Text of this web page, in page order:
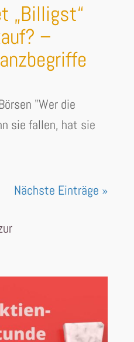
„Billigst“
–
"Wer die
sie fallen, hat sie
Nächste Einträge »